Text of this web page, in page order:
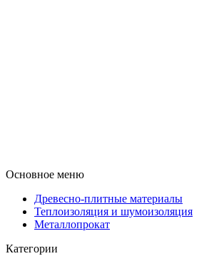
Основное меню
Древесно-плитные материалы
Теплоизоляция и шумоизоляция
Металлопрокат
Категории